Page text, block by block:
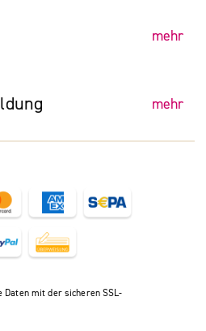
Daten mit der sicheren SSL-
mehr
mehr